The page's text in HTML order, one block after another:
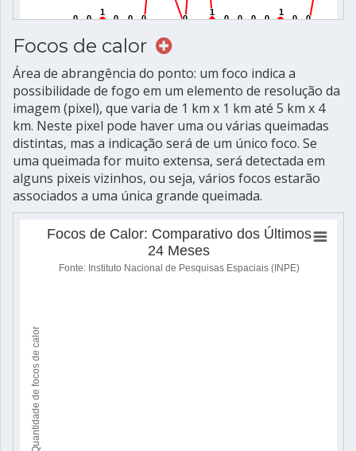
Focos de calor
Área de abrangência do ponto: um foco indica a
possibilidade de fogo em um elemento de resolução da
imagem (pixel), que varia de 1 km x 1 km até 5 km x 4
km. Neste pixel pode haver uma ou várias queimadas
distintas, mas a indicação será de um único foco. Se
uma queimada for muito extensa, será detectada em
alguns pixeis vizinhos, ou seja, vários focos estarão
associados a uma única grande queimada.